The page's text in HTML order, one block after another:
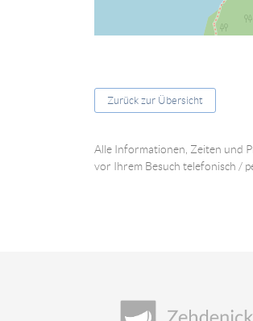
Zurück zur Übersicht
Alle Informationen, Zeiten und
vor Ihrem Besuch telefonisch /